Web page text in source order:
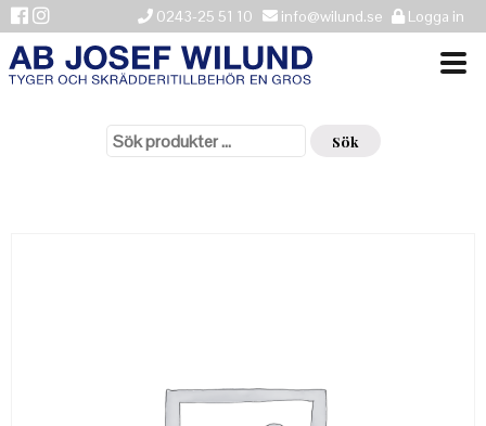
0243-25 51 10 info@wilund.se Logga in
VÄLKOMMENefter:
Sök